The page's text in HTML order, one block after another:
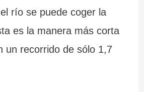
río se puede coger la
es la manera más corta
un recorrido de sólo 1,7